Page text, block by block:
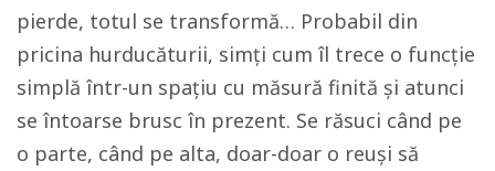
pierde, totul se transformă… Probabil din
pricina hurducăturii, simți cum îl trece o funcție
simplă într-un spațiu cu măsură finită și atunci
se întoarse brusc în prezent. Se răsuci când pe
o parte, când pe alta, doar-doar o reuși să